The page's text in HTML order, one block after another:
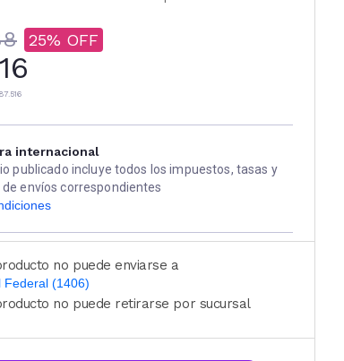
25
internacional
publicado incluye todos los impuestos, tasas y
envíos correspondientes
no puede enviarse a
Federal (1406)
código postal (sólo números)
CALCULAR
no puede retirarse por sucursal